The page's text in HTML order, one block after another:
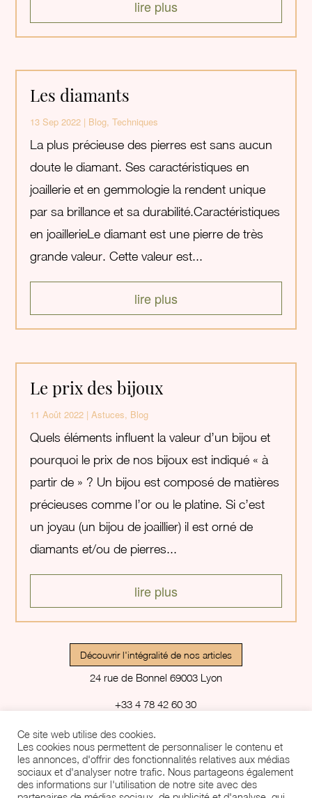
lire plus
Les diamants
13 Sep 2022 | Blog,Techniques
La plus précieuse des pierres est sans aucun
doute le diamant. Ses caractéristiques en
joaillerie et en gemmologie la rendent unique
par sa brillance et sa durabilité.Caractéristiques
en joaillerieLe diamant est une pierre de très
grande valeur. Cette valeur est...
lire plus
Le prix des bijoux
11 Août 2022 |Astuces, Blog
Quels éléments influent la valeur d’un bijou et
pourquoi le prix de nos bijoux est indiqué « à
partir de » ? Un bijou est composé de matières
précieuses comme l’or ou le platine. Si c’est
un joyau (un bijou de joaillier) il est orné de
diamants et/ou de pierres...
lire plus
Découvrir l'intégralité de nos articles
24 rue de Bonnel 69003 Lyon
+33 4 78 42 60 30
contact@feldoerf.com
Cookies: Réviser le consentement.
Crédits
Ce site web utilise des cookies.
Les cookies nous permettent de personnaliser le contenu et
les annonces, d'offrir des fonctionnalités relatives aux médias
sociaux et d'analyser notre trafic. Nous partageons également
des informations sur l'utilisation de notre site avec des